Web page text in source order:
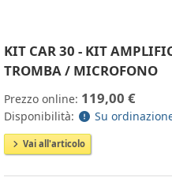
KIT CAR 30 - KIT
TROMBA / MICROFONO
Prezzo online: 119,00 €
Disponibilità: Su
Vai all'articolo